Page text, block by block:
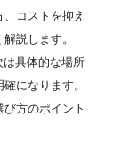
コストを抑え
説します。
は具体的な場所
になります。
方のポイント